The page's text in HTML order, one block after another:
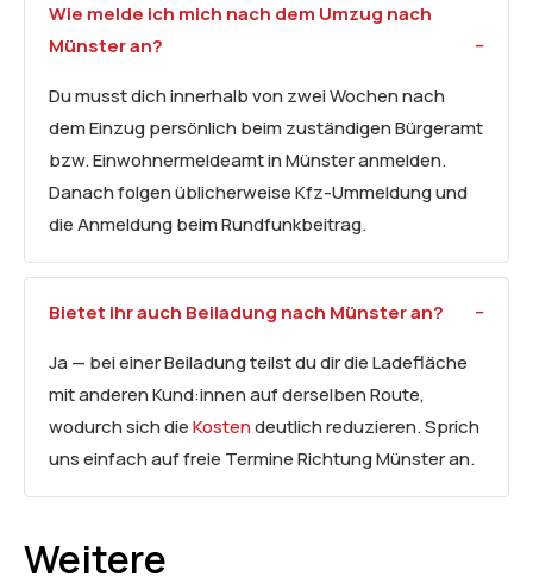
Wie melde ich mich nach dem Umzug nach
Münster an?
Du musst dich innerhalb von zwei Wochen nach
dem Einzug persönlich beim zuständigen Bürgeramt
bzw. Einwohnermeldeamt in Münster anmelden.
Danach folgen üblicherweise Kfz-Ummeldung und
die Anmeldung beim Rundfunkbeitrag.
Bietet ihr auch Beiladung nach Münster an?
Ja — bei einer Beiladung teilst du dir die Ladefläche
mit anderen Kund:innen auf derselben Route,
wodurch sich dieKostendeutlich reduzieren. Sprich
uns einfach auf freie Termine Richtung Münster an.
Weitere